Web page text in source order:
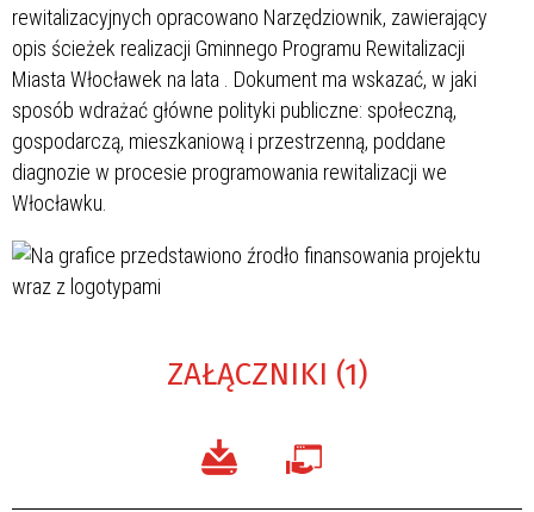
rewitalizacyjnych opracowano Narzędziownik, zawierający
opis ścieżek realizacji Gminnego Programu Rewitalizacji
Miasta Włocławek na lata
. Dokument ma wskazać, w jaki
sposób wdrażać główne polityki publiczne: społeczną,
gospodarczą, mieszkaniową i przestrzenną, poddane
diagnozie w procesie programowania rewitalizacji we
Włocławku.
ZAŁĄCZNIKI (1)